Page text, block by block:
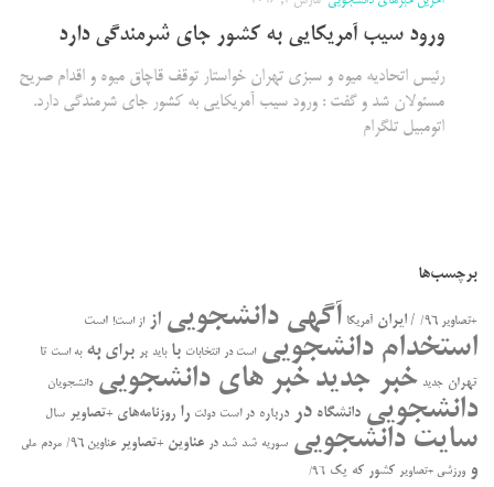
ورود سیب آمریکایی به کشور جای شرمندگی دارد
رئیس اتحادیه میوه و سبزی تهران خواستار توقف قاچاق میوه و اقدام صریح
مسئولان شد و گفت : ورود سیب آمریکایی به کشور جای شرمندگی دارد.
اتومبیل تلگرام
برچسب‌ها
+تصاویر ۹۶/ / ایران آمریکا آگهی دانشجویی از از است! است
استخدام دانشجویی است در انتخابات با باید بر برای به به است تا
تهران جدید خبر جدیدخبر های دانشجویی دانشجویان
دانشجویی دانشگاه در درباره در ﺍﺳﺖ دولت را روزنامه‌های +تصاویر سال
سایت دانشجویی سوریه شد شد در عناوین +تصاویر عناوین ۹۶/ مردم ملی
ورزشی +تصاویر کشور که یک ۹۶/